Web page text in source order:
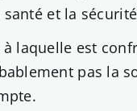
et la
laquelle est
pas la